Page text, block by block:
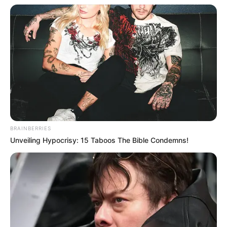
Namun pada 29 Maret 2022, dikabarkan ia terlibat sengketa
hukum dengan BlockBerry Creative. Hal ini dilatar belakangi
dengan kurangnya pembayaran sehingga kontraknya
ditangguhkan.
Di bulan 22 Juni, ia bersiap untuk meninggalkan BlockBerry
Creative dan menandatangai kontrak dengan label barunya yaitu
BRAINBERRIES
Unveiling Hypocrisy: 15 Taboos The Bible Condemns!